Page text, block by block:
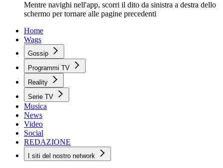
Mentre navighi nell'app, scorri il dito da sinistra a destra dello
schermo per tornare alle pagine precedenti
Home
Wags
Gossip
Programmi TV
Reality
Serie TV
Musica
News
Video
Social
REDAZIONE
I siti del nostro network